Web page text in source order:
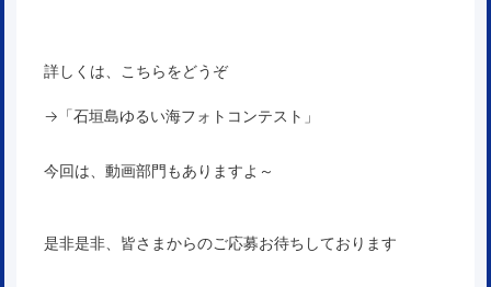
詳しくは、こちらをどうぞ
→「石垣島ゆるい海フォトコンテスト 」
今回は、動画部門もありますよ～
是非是非、皆さまからのご応募お待ちしております